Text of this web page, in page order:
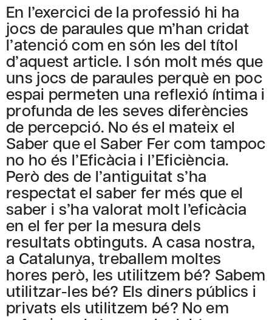
En l’exercici de la professió hi ha
jocs de paraules que m’han cridat
l’atenció com en són les del títol
d’aquest article. I són molt més que
uns jocs de paraules perquè en poc
espai permeten una reflexió íntima i
profunda de les seves diferències
de percepció. No és el mateix el
Saber que el Saber Fer com tampoc
no ho és l’Eficàcia i l’Eficiència.
Però des de l’antiguitat s’ha
respectat el saber fer més que el
saber i s’ha valorat molt l’eficàcia
en el fer per la mesura dels
resultats obtinguts. A casa nostra,
a Catalunya, treballem moltes
hores però, les utilitzem bé? Sabem
utilitzar-les bé? Els diners públics i
privats els utilitzem bé? No em